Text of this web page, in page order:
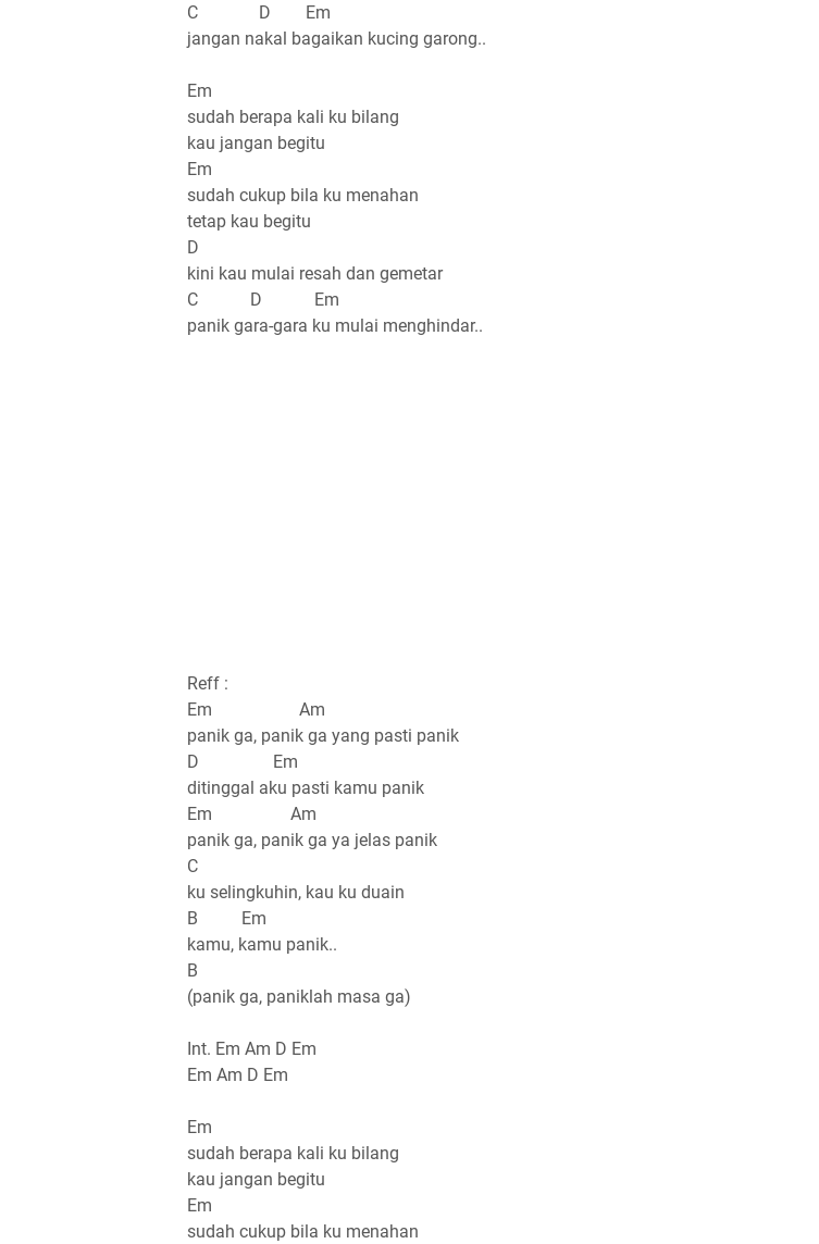
C D Em
jangan nakal bagaikan kucing garong..
Em
sudah berapa kali ku bilang
kau jangan begitu
Em
sudah cukup bila ku menahan
tetap kau begitu
D
kini kau mulai resah dan gemetar
C D Em
panik gara-gara ku mulai menghindar..
Reff :
Em Am
panik ga, panik ga yang pasti panik
D Em
ditinggal aku pasti kamu panik
Em Am
panik ga, panik ga ya jelas panik
C
ku selingkuhin, kau ku duain
B Em
kamu, kamu panik..
B
(panik ga, paniklah masa ga)
Int. Em Am D Em
Em Am D Em
Em
sudah berapa kali ku bilang
kau jangan begitu
Em
sudah cukup bila ku menahan